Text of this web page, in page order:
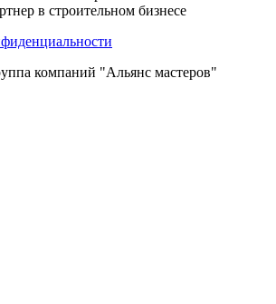
в строительном бизнесе
компаний "Альянс мастеров"